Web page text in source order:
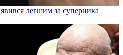
легшим за суперника